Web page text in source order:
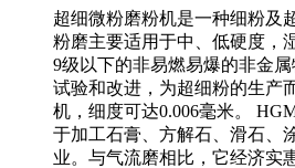
超细微粉磨粉机是一种细粉及
粉磨主要适用于中、低硬度，
9级以下的非易燃易爆的非金
试验和改进，为超细粉的生产
机，细度可达0.006毫米。
于加工石膏、方解石、滑石、
业。与气流磨相比，它经济实